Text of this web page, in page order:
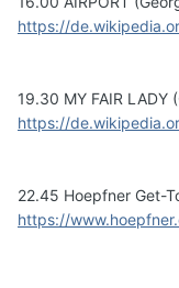
https://
19.30 MY FAIR LADY
https://
22.45 Hoepfner Get-
https://